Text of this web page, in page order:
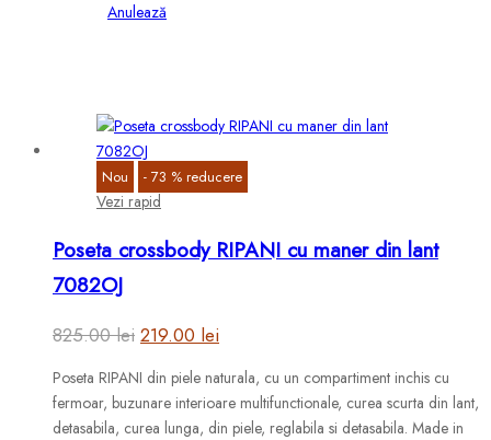
alese
în
pagina
Anulează
Nou - 73 % reducere
Vezi rapid
Poseta crossbody RIPANI cu maner din lant
7082OJ
825.00lei Prețul
inițial
a
fost:
219.00 lei
curent
este:
219.00 lei.
Poseta RIPANI din piele naturala, cu un compartiment inchis cu
fermoar, buzunare interioare multifunctionale, curea scurta din lant,
detasabila, curea lunga, din piele, reglabila si detasabila. Made in